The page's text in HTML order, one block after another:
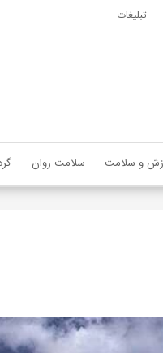
تبلیغات
و سلامت سلامت روان